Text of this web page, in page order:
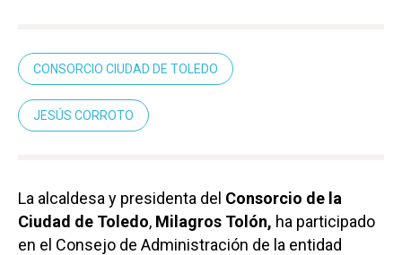
CONSORCIO CIUDAD DE TOLEDO
JESÚS CORROTO
La alcaldesa y presidenta del Consorcio de la
Ciudad de Toledo, Milagros Tolón, ha participado
en el Consejo de Administración de la entidad